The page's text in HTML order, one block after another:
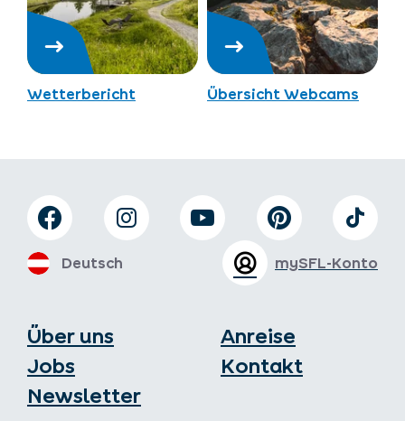
Wetterbericht Übersicht Webcams
Über uns
Jobs
Newsletter
Anreise
Kontakt
mySFL-Konto
Deutsch